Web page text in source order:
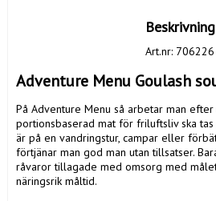
Beskrivning
Art.nr: 706226
Adventure Menu Goulash
På Adventure Menu så arbetar man
portionsbaserad mat för friluftsliv ska
är på en vandringstur, campar eller
förtjänar man god man utan tillsatser.
råvaror tillagade med omsorg med
näringsrik måltid.